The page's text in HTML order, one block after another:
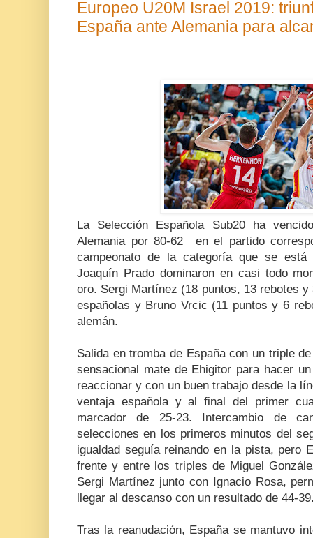
Europeo U20M Israel 2019:
España ante Alemania para
La Selección Española Sub20 ha
Alemania por 80-62 en el partido
campeonato de la categoría que se
Joaquín Prado dominaron en casi todo
oro. Sergi Martínez (18 puntos, 13 rebotes
españolas y Bruno Vrcic (11 puntos y 6
alemán.
Salida en tromba de España con un triple
sensacional mate de Ehigitor para hacer
reaccionar y con un buen trabajo desde la
ventaja española y al final del primer
marcador de 25-23. Intercambio de
selecciones en los primeros minutos del
igualdad seguía reinando en la pista, pero
frente y entre los triples de Miguel
Sergi Martínez junto con Ignacio Rosa,
llegar al descanso con un resultado de 44-
Tras la reanudación, España se mantuvo